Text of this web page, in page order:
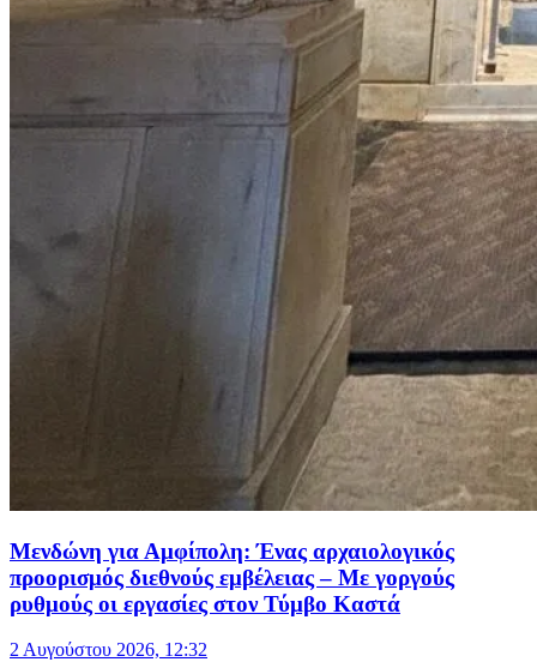
Μενδώνη για Αμφίπολη: Ένας αρχαιολογικός
προορισμός διεθνούς εμβέλειας – Με γοργούς
ρυθμούς οι εργασίες στον Τύμβο Καστά
2 Αυγούστου 2026, 12:32